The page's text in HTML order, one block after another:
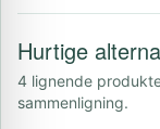
Hurtige
4 lignende
sammenligning.